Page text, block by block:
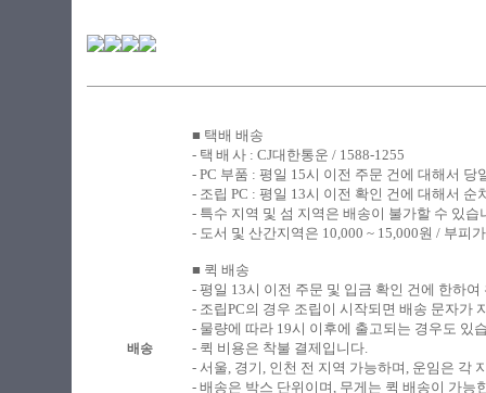
배송
■ 택배 배송
​- 택 배 사 : CJ대한통운 / 1588-1255
- PC 부품 : 평일 15시 이전 주문 건에 대해서 당
- 조립 PC : 평일 13시 이전 확인 건에 대해서
- 특수 지역 및 섬 지역은 배송이 불가할 수 있습
- 도서 및 산간지역은 10,000 ~ 15,000원 / 부피
■ 퀵 배송
​- 평일 13시 이전 주문 및 입금 확인 건에 한하
- 조립PC의 경우 조립이 시작되면 배송 문자가
- 물량에 따라 19시 이후에 출고되는 경우도 있
- 퀵 비용은 착불 결제입니다.
- 서울, 경기, 인천 전 지역 가능하며, 운임은 각
- 배송은 박스 단위이며, 무게는 퀵 배송이 가능